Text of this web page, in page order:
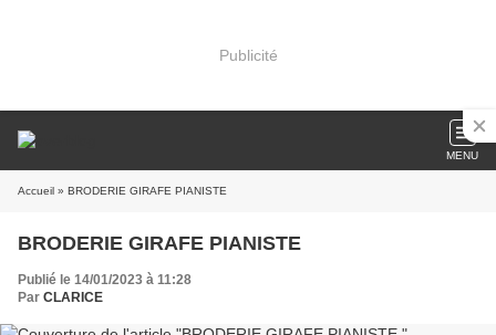
Publicité
MENU
Accueil » BRODERIE GIRAFE PIANISTE
BRODERIE GIRAFE PIANISTE
Publié le 14/01/2023 à 11:28
Par CLARICE